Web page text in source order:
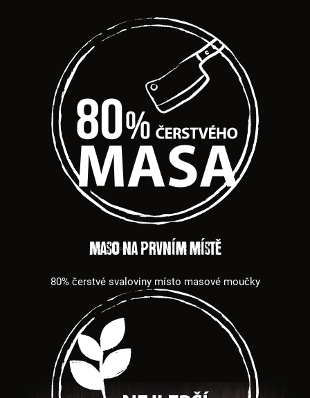
Maso na prvním místě
80% čerstvé svaloviny místo masové moučky